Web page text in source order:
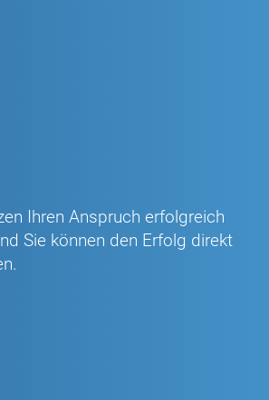
Ihren Anspruch erfolgreich
Sie können den Erfolg direkt